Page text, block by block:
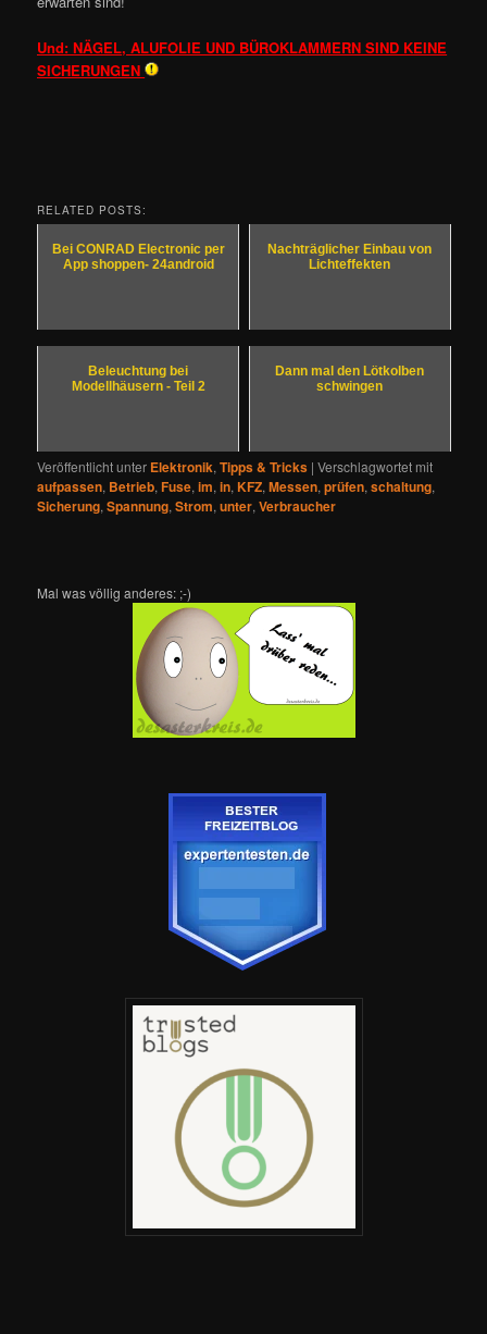
Und: NÄGEL, ALUFOLIE UND BÜROKLAMMERN SIND KEINE
SICHERUNGEN
RELATED POSTS:
Bei CONRAD Electronic per
App shoppen- 24android
Nachträglicher Einbau von
Lichteffekten
Beleuchtung bei
Modellhäusern - Teil 2
Dann mal den Lötkolben
schwingen
Veröffentlicht unter Elektronik,Tipps & Tricks |Verschlagwortet mit
aufpassen, Betrieb,Fuse,im,in,KFZ,Messen,prüfen,schaltung,
Sicherung,Spannung,Strom,unter,Verbraucher
Mal was völlig anderes: ;-)